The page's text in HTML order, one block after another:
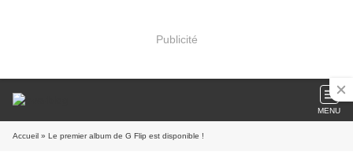
Publicité
MENU
Accueil » Le premier album de G Flip est disponible !